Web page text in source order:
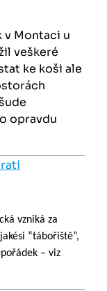
v Montaci u
veškeré
ke koši ale
opravdu
vzniká za
“tábořiště”,
– viz